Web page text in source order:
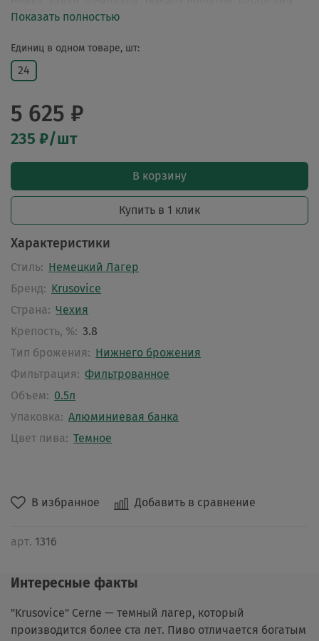
В избранное Добавить в сравнение
арт. 1316
Единиц в одном товаре, шт:
24
5 625 ₽
235 ₽/шт
В корзину
Купить в 1 клик
Характеристики
Стиль: Немецкий Лагер
Бренд: Krusovice
Страна: Чехия
Крепость, %: 3.8
Тип брожения: Нижнего брожения
Фильтрация: Фильтрованное
Объем: 0.5л
Упаковка: Алюминиевая банка
Цвет пива: Темное
пряностей.
Показать полностью
Интересные факты
"Krusovice" Cerne — темный лагер, который
производится более ста лет. Пиво отличается богатым